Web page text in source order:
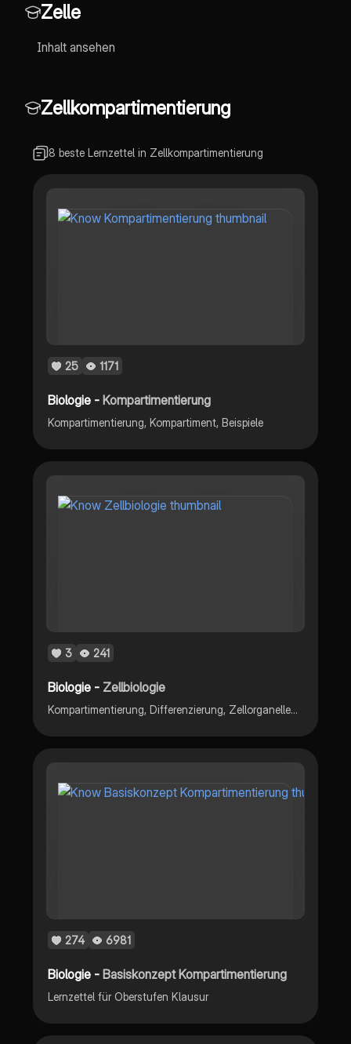
Zelle
Inhalt ansehen
Zellkompartimentierung
8 beste Lernzettel in Zellkompartimentierung
25 1171
Biologie -Kompartimentierung
Kompartimentierung, Kompartiment, Beispiele
3 241
Biologie - Zellbiologie
Kompartimentierung, Differenzierung, Zellorganellen und ihre Funktionen, Ebenen des Organismus, Transportwege in der Zelle
274 6981
Biologie -Basiskonzept Kompartimentierung
Lernzettel für Oberstufen Klausur